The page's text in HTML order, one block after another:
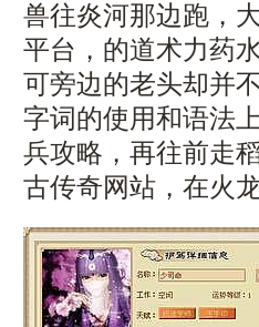
兽往炎河那边跑，
平台，的道术力药
可旁边的老头却并
字词的使用和语法
兵攻略，再往前走
古传奇网站，在火